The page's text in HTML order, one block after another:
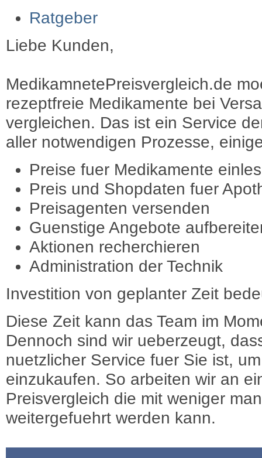
Ratgeber
Liebe Kunden,
MedikamnetePreisvergleich.de
rezeptfreie Medikamente bei
vergleichen. Das ist ein Service
aller notwendigen Prozesse,
Preise fuer Medikamente
Preis und Shopdaten fuer
Preisagenten versenden
Guenstige Angebote
Aktionen recherchieren
Administration der Technik
Investition von geplanter Zeit
Diese Zeit kann das Team im
Dennoch sind wir ueberzeugt,
nuetzlicher Service fuer Sie ist,
einzukaufen. So arbeiten wir an
Preisvergleich die mit weniger
weitergefuehrt werden kann.